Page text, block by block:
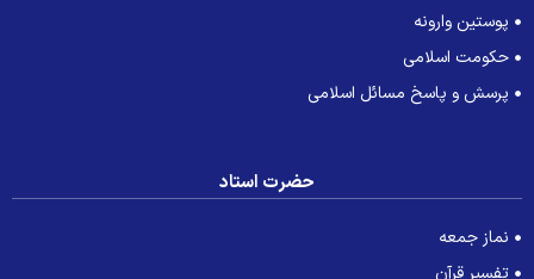
پوستین وارونه
حکومت اسلامی
پرسش و پاسخ مسائل اسلامی
حضرت استاد
نماز جمعه
تفسیر قرآن